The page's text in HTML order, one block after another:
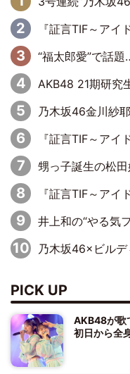
『証言TIF～アイドル戦国時代とはなんだったのか～』第6回：でんぱ組
“福太郎愛”で話題…乃木坂46一
AKB48 21期研究生
乃木坂46金川紗耶
『証言TIF～アイドル戦国時代とはなんだったのか～』第11回：私立
甥っ子誕生の松田好花、京都で“ふた
『証言TIF～アイドル戦国時代とはなんだったのか～』第10回
井上和の“やる気フォント”に
乃木坂46×ビルディバイドTCG
PICK UP
AKB48が歌
初日から全